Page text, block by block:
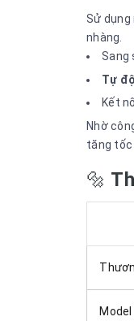
Sử dụng
nhàng.
Sang
Tự
Kết
Nhờ
tăng tốc
🔩
Model